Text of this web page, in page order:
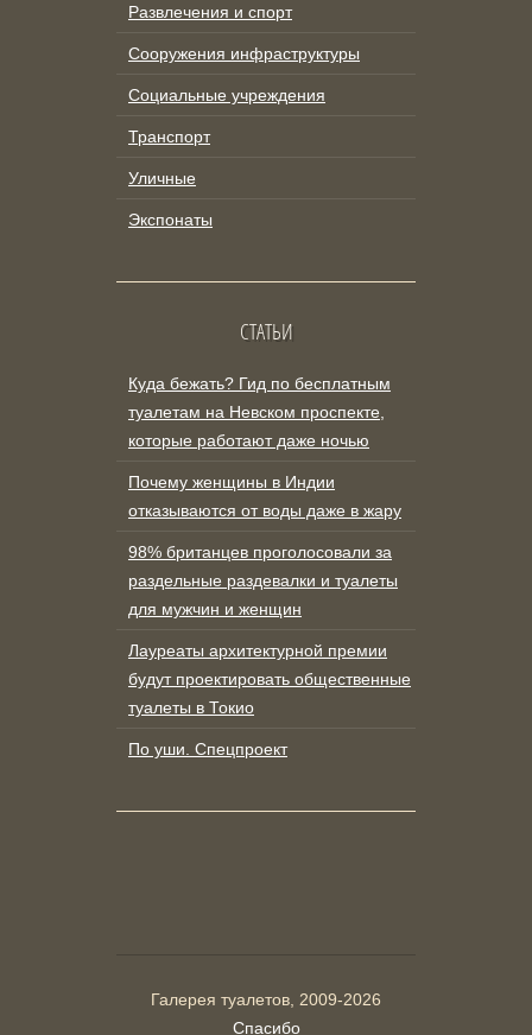
Развлечения и спорт
Сооружения инфраструктуры
Социальные учреждения
Транспорт
Уличные
Экспонаты
СТАТЬИ
Куда бежать? Гид по бесплатным
туалетам на Невском проспекте,
которые работают даже ночью
Почему женщины в Индии
отказываются от воды даже в жару
98% британцев проголосовали за
раздельные раздевалки и туалеты
для мужчин и женщин
Лауреаты архитектурной премии
будут проектировать общественные
туалеты в Токио
По уши. Спецпроект
Галерея туалетов, 2009-2026
Спасибо